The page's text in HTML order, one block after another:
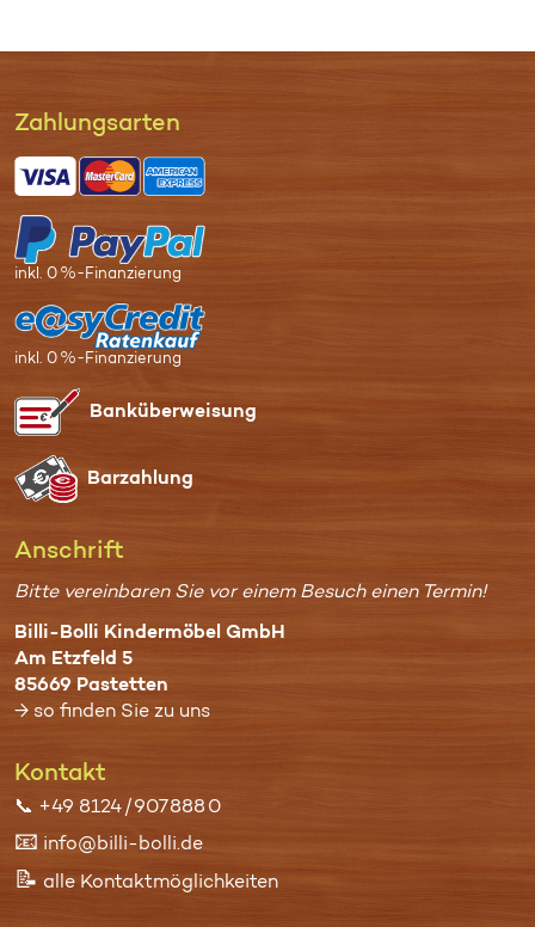
Zahl­ungs­arten
inkl. 0 %-Finanzierung
inkl. 0 %-Finanzierung
Bank­überweisung
Bar­zahlung
Anschrift
Bitte vereinbaren Sie vor einem Besuch einen Termin!
Billi-Bolli Kindermöbel GmbH
Am Etzfeld 5
85669 Pastetten
→ so finden Sie zu uns
Kontakt
📞 +49 8124 / 907 888 0
📧 info@billi-bolli.de
📝 alle Kontaktmöglichkeiten